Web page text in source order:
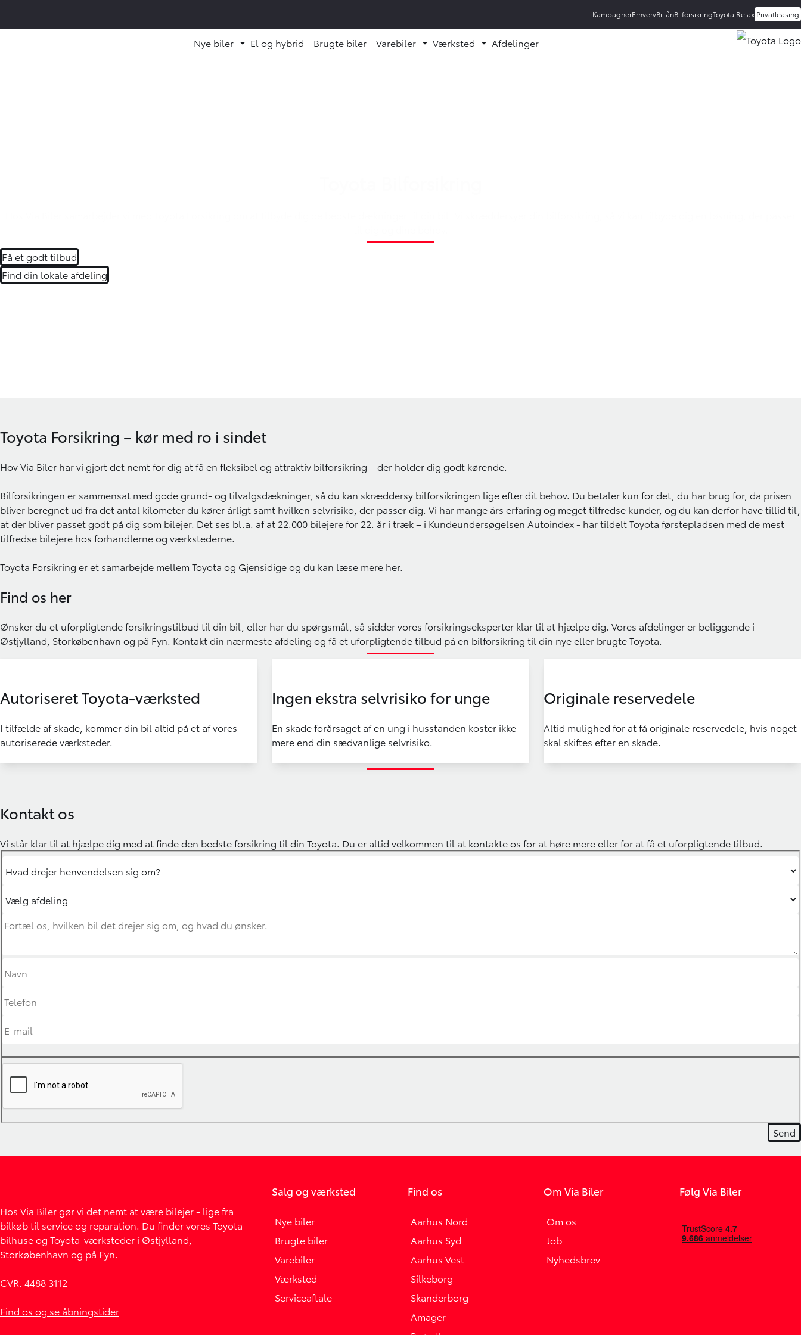
KampagnerErhvervBillånBilforsikringToyota Relax Privatleasing
Nye biler Fold undermenu ud
El og hybrid Brugte biler Varebiler Fold undermenu ud
Værksted Fold undermenu ud
Afdelinger
Få et godt tilbud
Find din lokale afdeling
Toyota Forsikring – kør med ro i sindet
Hov Via Biler har vi gjort det nemt for dig at få en fleksibel og attraktiv bilforsikring – der holder dig godt kørende.
Bilforsikringen er sammensat med gode grund- og tilvalgsdækninger, så du kan skræddersy bilforsikringen lige efter dit behov. Du betaler kun for det, du har brug for, da prisen
bliver beregnet ud fra det antal kilometer du kører årligt samt hvilken selvrisiko, der passer dig. Vi har mange års erfaring og meget tilfredse kunder, og du kan derfor have tillid til,
at der bliver passet godt på dig som bilejer. Det ses bl.a. af at 22.000 bilejere for 22. år i træk – i Kundeundersøgelsen Autoindex - har tildelt Toyota førstepladsen med de mest
tilfredse bilejere hos forhandlerne og værkstederne.
Toyota Forsikring er et samarbejde mellem Toyota og Gjensidige og du kan læse mere her.
Find os her
Ønsker du et uforpligtende forsikringstilbud til din bil, eller har du spørgsmål, så sidder vores forsikringseksperter klar til at hjælpe dig. Vores afdelinger er beliggende i
Østjylland, Storkøbenhavn og på Fyn. Kontakt din nærmeste afdeling og få et uforpligtende tilbud på en bilforsikring til din nye eller brugte Toyota.
Autoriseret Toyota-værksted
I tilfælde af skade, kommer din bil altid på et af vores
autoriserede værksteder.
Ingen ekstra selvrisiko for unge
En skade forårsaget af en ung i husstanden koster ikke
mere end din sædvanlige selvrisiko.
Originale reservedele
Altid mulighed for at få originale reservedele, hvis noget
skal skiftes efter en skade.
Kontakt os
Vi står klar til at hjælpe dig med at finde den bedste forsikring til din Toyota. Du er altid velkommen til at kontakte os for at høre mere eller for at få et uforpligtende tilbud.
Hos Via Biler gør vi det nemt at være bilejer - lige fra
bilkøb til service og reparation. Du finder vores Toyota-
bilhuse og Toyota-værksteder i Østjylland,
Storkøbenhavn og på Fyn.
CVR. 4488 3112
Find os og se åbningstider
Salg og værksted
Nye biler
Brugte biler
Varebiler
Værksted
Serviceaftale
Find os
Aarhus Nord
Aarhus Syd
Aarhus Vest
Silkeborg
Skanderborg
Amager
Om Via Biler
Om os
Job
Nyhedsbrev
Følg Via Biler